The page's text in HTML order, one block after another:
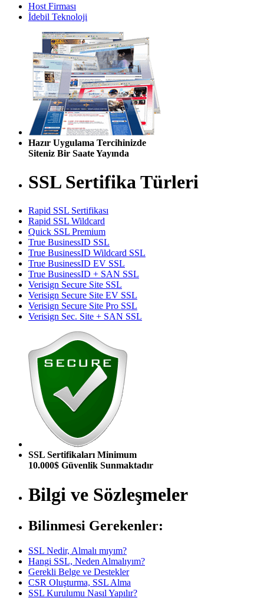
Host Firması
İdebil Teknoloji
Hazır Uygulama Tercihinizde
Siteniz Bir Saate Yayında
SSL Sertifika Türleri
Rapid SSL Sertifikası
Rapid SSL Wildcard
Quick SSL Premium
True BusinessID SSL
True BusinessID Wildcard SSL
True BusinessID EV SSL
True BusinessID + SAN SSL
Verisign Secure Site SSL
Verisign Secure Site EV SSL
Verisign Secure Site Pro SSL
Verisign Sec. Site + SAN SSL
SSL Sertifikaları Minimum
10.000$ Güvenlik Sunmaktadır
Bilgi ve Sözleşmeler
Bilinmesi Gerekenler:
SSL Nedir, Almalı mıyım?
Hangi SSL, Neden Almalıyım?
Gerekli Belge ve Destekler
CSR Oluşturma, SSL Alma
SSL Kurulumu Nasıl Yapılır?